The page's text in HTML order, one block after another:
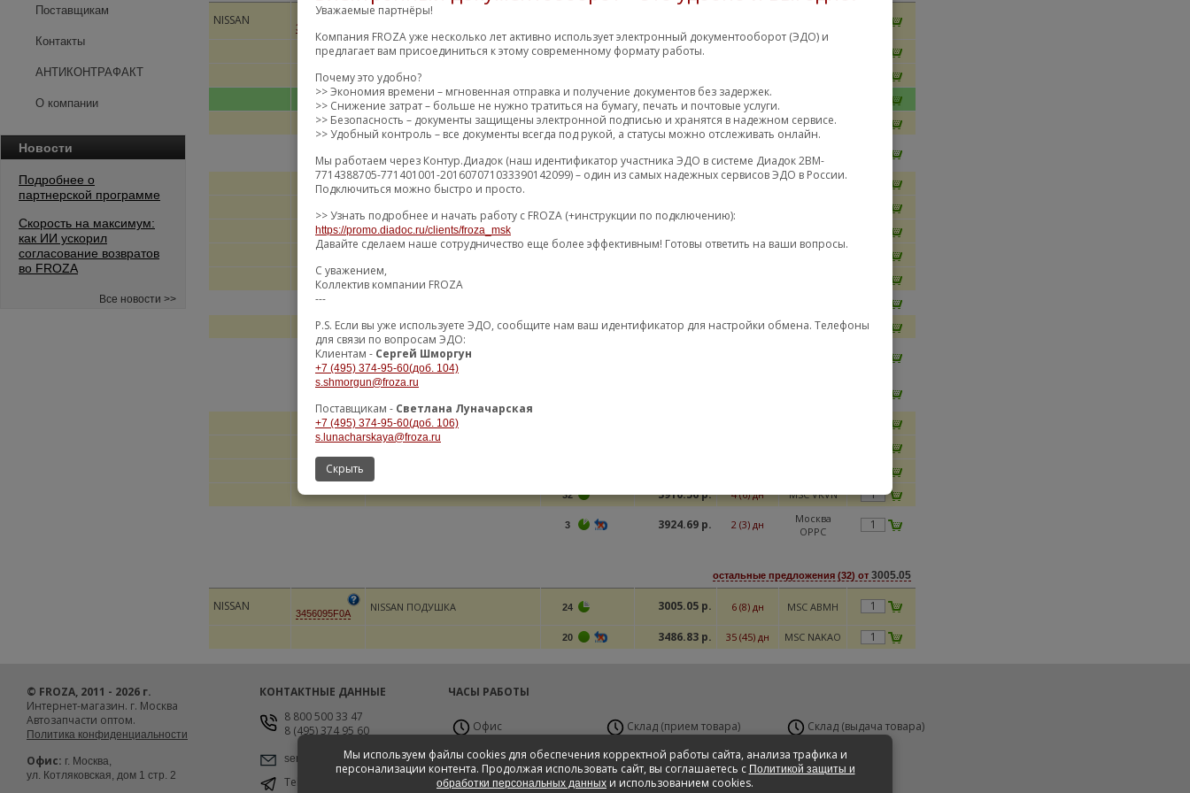
Поставщикам
Контакты
АНТИКОНТРАФАКТ
О компании
Новости
Подробнее о
партнерской программе
Скорость на максимум:
как ИИ ускорил
согласование возвратов
во FROZA
Все новости >>
NISSAN 345605M400
КРОНШТЕЙН КУЛИСЫ / BRACKET
6 2665.26 р.
1 3210.59 р. 0 (2) дн
2 3295.99 р. 2 (4) дн MSC COS1
OSKI
3482.71 р. 1 (3) дн MSC ZETR
MSC QTR
2 3727.03 р. 2 (4) дн MSC NOVG
32 3910.56 р. 4 (6) дн MSC VKVN
3 3924.69 р. 2 (3) дн
Москва
OPPC
остальные предложения (32) от 3005.05
NISSAN 3456095F0A NISSAN ПОДУШКА 24 3005.05 р. 6 (8) дн MSC ABMH
20 3486.83 р. 35 (45) дн MSC NAKAO
Мы используем файлы cookies для обеспечения корректной работы сайта, анализа трафика и
персонализации контента. Продолжая использовать сайт, вы соглашаетесь с Политикой защиты и
обработки персональных данных и использованием cookies.
Уважаемые партнёры!
Компания FROZA уже несколько лет активно использует электронный документооборот (ЭДО) и
предлагает вам присоединиться к этому современному формату работы.
Почему это удобно?
>> Экономия времени – мгновенная отправка и получение документов без задержек.
>> Снижение затрат – больше не нужно тратиться на бумагу, печать и почтовые услуги.
>> Безопасность – документы защищены электронной подписью и хранятся в надежном сервисе.
>> Удобный контроль – все документы всегда под рукой, а статусы можно отслеживать онлайн.
Мы работаем через Контур.Диадок (наш идентификатор участника ЭДО в системе Диадок 2BM-
7714388705-771401001-201607071033390142099) – один из самых надежных сервисов ЭДО в России.
Подключиться можно быстро и просто.
>> Узнать подробнее и начать работу с FROZA (+инструкции по подключению):
https://promo.diadoc.ru/clients/froza_msk
Давайте сделаем наше сотрудничество еще более эффективным! Готовы ответить на ваши вопросы.
С уважением,
Коллектив компании FROZA
---
P.S. Если вы уже используете ЭДО, сообщите нам ваш идентификатор для настройки обмена. Телефоны
для связи по вопросам ЭДО:
Клиентам - Сергей Шморгун
+7 (495) 374-95-60(доб. 104)
s.shmorgun@froza.ru
Поставщикам - Светлана Луначарская
+7 (495) 374-95-60(доб. 106)
s.lunacharskaya@froza.ru
Скрыть
© FROZA, 2011 - 2026 г.
Интернет-магазин. г. Москва
Автозапчасти оптом.
Политика конфиденциальности
Офис: г. Москва,
ул. Котляковская, дом 1 стр. 2
КОНТАКТНЫЕ ДАННЫЕ
8 800 500 33 47
8 (495) 374 95 60
service@froza.ru
Telegram
ЧАСЫ РАБОТЫ
Офис
Пн-Пт с 9:00 до 19:00
Сб с 10:00 до 17:00,
Вс - Выходной
Склад (прием товара)
Пн-Вс 24 часа
Склад (выдача товара)
Пн-Вс 24 часа